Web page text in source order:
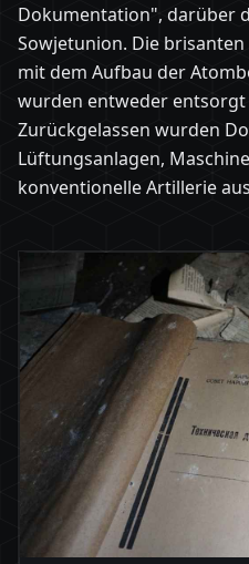
Dokumentation", darüber
Sowjetunion. Die
mit dem Aufbau der
wurden entweder
Zurückgelassen wurden
Lüftungsanlagen,
konventionelle Artillerie